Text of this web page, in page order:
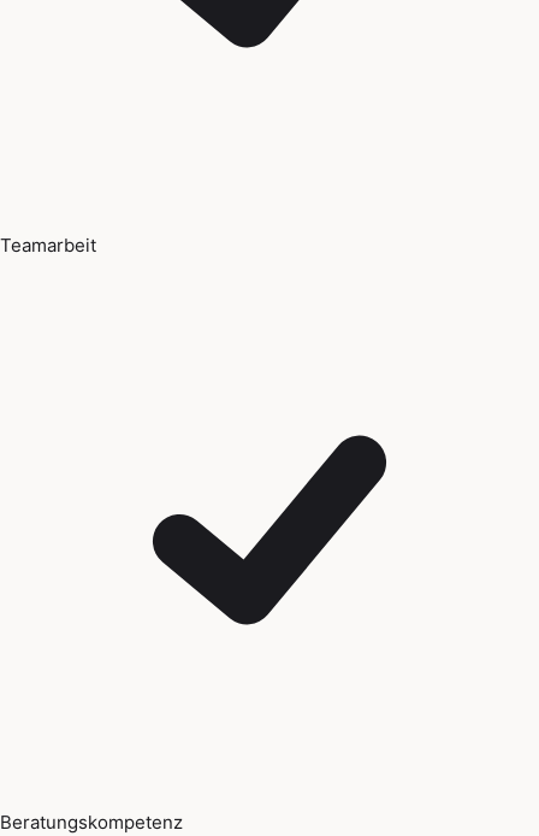
Teamarbeit
Beratungskompetenz